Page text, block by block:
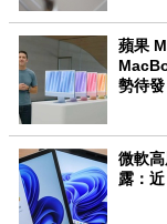
蘋果
勢待發
微軟
露：